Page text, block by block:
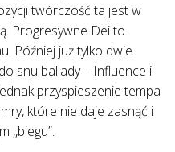
twórczość ta jest w
Progresywne Dei to
Później już tylko dwie
snu ballady – Influence i
przyspieszenie tempa
które nie daje zasnąć i
,,biegu”.